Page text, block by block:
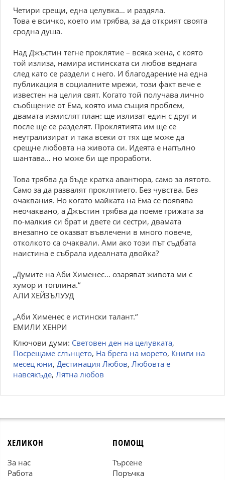
Четири срещи, една целувка… и раздяла.
Това е всичко, което им трябва, за да открият своята
сродна душа.
Над Джъстин тегне проклятие – всяка жена, с която
той излиза, намира истинската си любов веднага
след като се раздели с него. И благодарение на една
публикация в социалните мрежи, този факт вече е
известен на целия свят. Когато той получава лично
съобщение от Ема, която има същия проблем,
двамата измислят план: ще излизат един с друг и
после ще се разделят. Проклятията им ще се
неутрализират и така всеки от тях ще може да
срещне любовта на живота си. Идеята е напълно
шантава… но може би ще проработи.
Това трябва да бъде кратка авантюра, само за лятото.
Само за да развалят проклятието. Без чувства. Без
очаквания. Но когато майката на Ема се появява
неочаквано, а Джъстин трябва да поеме грижата за
по-малкия си брат и двете си сестри, двамата
внезапно се оказват въвлечени в много повече,
отколкото са очаквали. Ами ако този път съдбата
наистина е събрала идеалната двойка?
„Думите на Аби Хименес… озаряват живота ми с
хумор и топлина.“
АЛИ ХЕЙЗЪЛУУД
„Аби Хименес е истински талант.“
ЕМИЛИ ХЕНРИ
Ключови думи: Световен ден на целувката,
Посрещаме слънцето, На брега на морето, Книги на
месец юни, Дестинация Любов, Любовта е
навсякъде, Лятна любов
ХЕЛИКОН
За нас
Работа
ПОМОЩ
Търсене
Поръчка